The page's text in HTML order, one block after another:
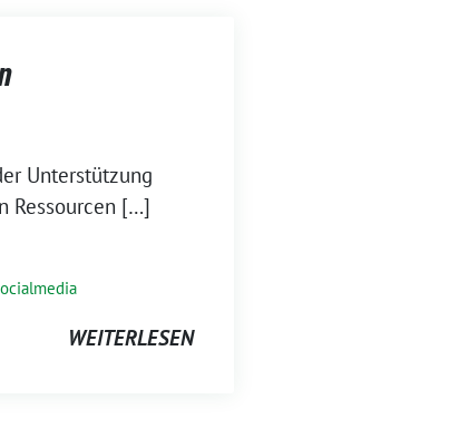
Unterstützung
Ressourcen […]
WEITERLESEN